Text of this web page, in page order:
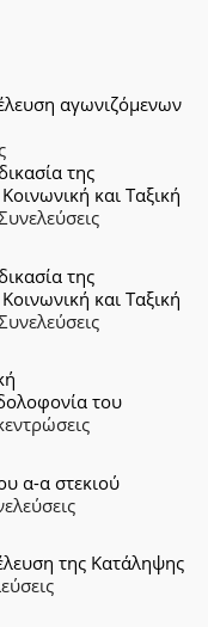
αγωνιζόμενων
της
και Ταξική
της
και Ταξική
του
α-α στεκιού
της Κατάληψης